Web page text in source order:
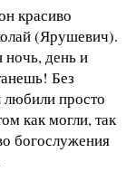
красиво
(Ярушевич).
день и
Без
любили просто
как могли, так
богослужения